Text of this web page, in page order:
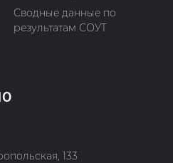
Сводные данные по
результатам СОУТ
133